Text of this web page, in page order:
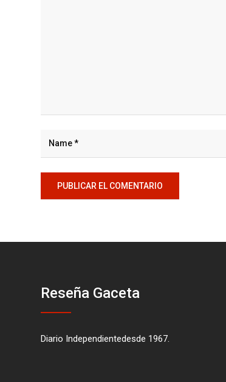
Reseña Gaceta
Diario Independientedesde 1967.